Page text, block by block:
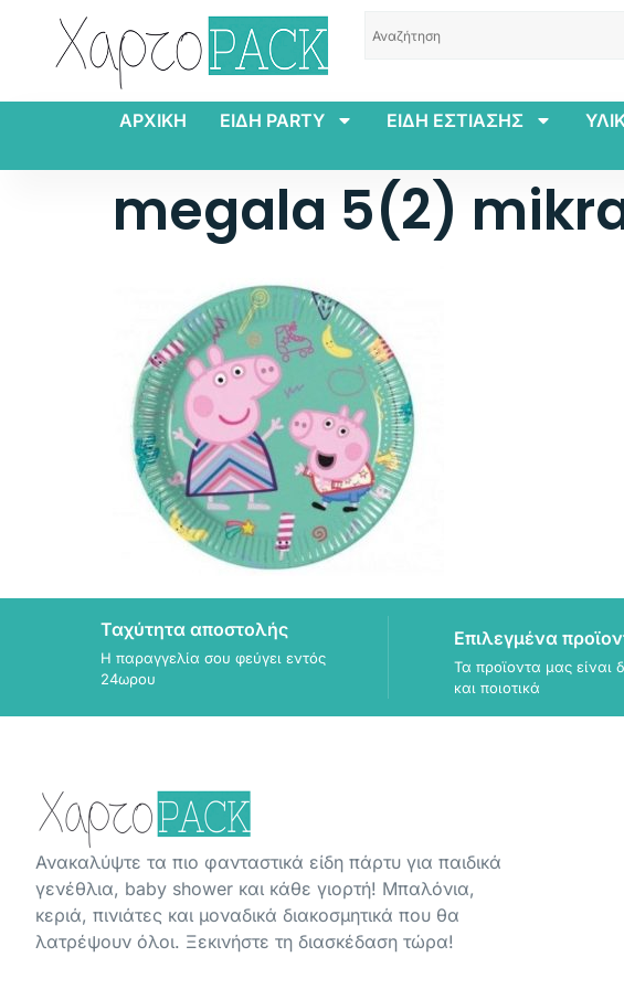
ΑΡΧΙΚΗ ΕΙΔΗ PARTY ΕΙΔΗ ΕΣΤΙΑΣΗΣ
megala 5(2)
Ταχύτητα αποστολής
Η παραγγελία σου φεύγει εντός
24ωρου
Επιλεγμένα
Τα προϊοντα μας είναι
και ποιοτικά
Ανακαλύψτε τα πιο φανταστικά είδη πάρτυ για παιδικά
γενέθλια, baby shower και κάθε γιορτή! Μπαλόνια,
κεριά, πινιάτες και μοναδικά διακοσμητικά που θα
λατρέψουν όλοι. Ξεκινήστε τη διασκέδαση τώρα!